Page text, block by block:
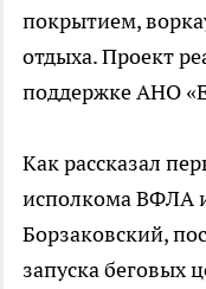
покрытием,
отдыха. Проект
поддержке АНО
Как рассказал
исполкома ВФЛА
Борзаковский,
запуска беговых